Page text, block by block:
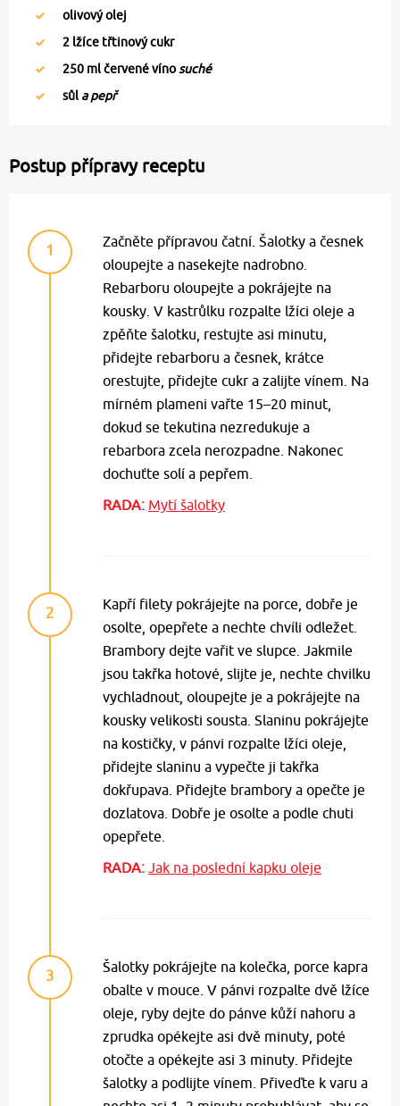
olivový olej
2 lžíce třtinový cukr
250 ml červené víno suché
sůl a pepř
Postup přípravy receptu
1
Začněte přípravou čatní. Šalotky a česnek
oloupejte a nasekejte nadrobno.
Rebarboru oloupejte a pokrájejte na
kousky. V kastrůlku rozpalte lžíci oleje a
zpěňte šalotku, restujte asi minutu,
přidejte rebarboru a česnek, krátce
orestujte, přidejte cukr a zalijte vínem. Na
mírném plameni vařte 15–20 minut,
dokud se tekutina nezredukuje a
rebarbora zcela nerozpadne. Nakonec
dochuťte solí a pepřem.
RADA: Mytí šalotky
2
Kapří filety pokrájejte na porce, dobře je
osolte, opepřete a nechte chvíli odležet.
Brambory dejte vařit ve slupce. Jakmile
jsou takřka hotové, slijte je, nechte chvilku
vychladnout, oloupejte je a pokrájejte na
kousky velikosti sousta. Slaninu pokrájejte
na kostičky, v pánvi rozpalte lžíci oleje,
přidejte slaninu a vypečte ji takřka
dokřupava. Přidejte brambory a opečte je
dozlatova. Dobře je osolte a podle chuti
opepřete.
RADA: Jak na poslední kapku oleje
3
Šalotky pokrájejte na kolečka, porce kapra
obalte v mouce. V pánvi rozpalte dvě lžíce
oleje, ryby dejte do pánve kůží nahoru a
zprudka opékejte asi dvě minuty, poté
otočte a opékejte asi 3 minuty. Přidejte
šalotky a podlijte vínem. Přiveďte k varu a